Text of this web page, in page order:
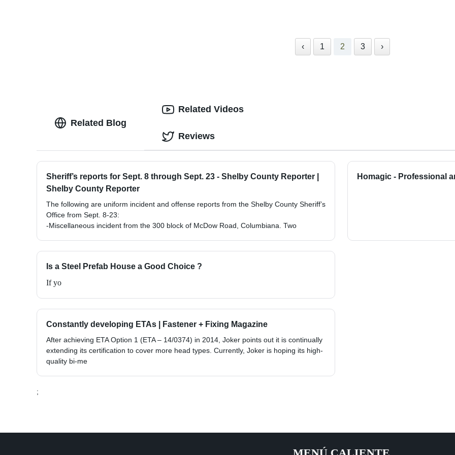
‹ 1 2 3 ›
Related Blog
Sheriff’s reports for Sept. 8 through Sept. 23 - Shelby County Reporter |
Shelby County Reporter
The following are uniform incident and offense reports from the Shelby County Sheriff’s
Office from Sept. 8-23:
-Miscellaneous incident from the 300 block of McDow Road, Columbiana. Two
Homagic - Professional
Is a Steel Prefab House a Good Choice ?
If yo
Constantly developing ETAs | Fastener + Fixing Magazine
After achieving ETA Option 1 (ETA – 14/0374) in 2014, Joker points out it is continually
extending its certification to cover more head types. Currently, Joker is hoping its high-
quality bi-me
;
Related Videos
Reviews